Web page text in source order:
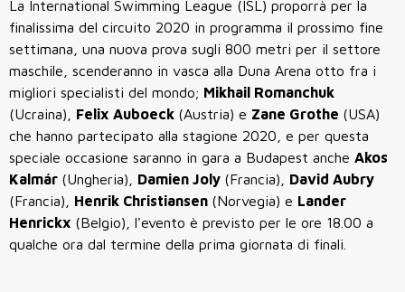
La International Swimming League (ISL) proporrà per la
finalissima del circuito 2020 in programma il prossimo fine
settimana, una nuova prova sugli 800 metri per il settore
maschile, scenderanno in vasca alla Duna Arena otto fra i
migliori specialisti del mondo; Mikhail Romanchuk
(Ucraina), Felix Auboeck (Austria) e Zane Grothe (USA)
che hanno partecipato alla stagione 2020, e per questa
speciale occasione saranno in gara a Budapest anche Akos
Kalmár (Ungheria), Damien Joly (Francia), David Aubry
(Francia), Henrik Christiansen (Norvegia) e Lander
Henrickx (Belgio), l'evento è previsto per le ore 18.00 a
qualche ora dal termine della prima giornata di finali.